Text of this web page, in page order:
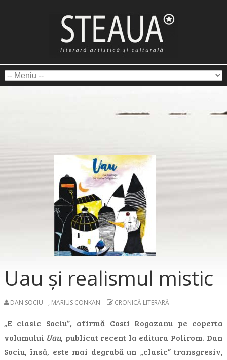
Uau și realismul mistic
DAN SOCIU , MARIUS CONKAN CRONICĂ LITERARĂ
„E clasic Sociu”, afirmă Costi Rogozanu pe coperta
volumului Uau, publicat recent la editura Polirom. Dan
Sociu, însă, este mai degrabă un „clasic” transgresiv,